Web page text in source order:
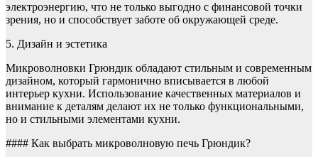
электроэнергию, что не только выгодно с финансовой точки
зрения, но и способствует заботе об окружающей среде.
5. Дизайн и эстетика
Микроволновки Грюндик обладают стильным и современным
дизайном, который гармонично вписывается в любой
интерьер кухни. Использование качественных материалов и
внимание к деталям делают их не только функциональными,
но и стильными элементами кухни.
#### Как выбрать микроволновую печь Грюндик?